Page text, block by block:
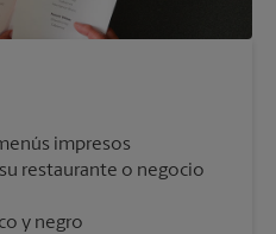
impresos
restaurante o negocio
y negro